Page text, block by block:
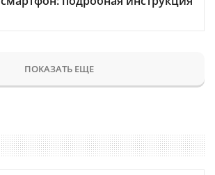
ПОКАЗАТЬ ЕЩЕ